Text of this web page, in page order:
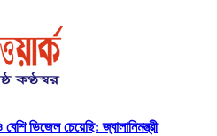
ডিজেল চেয়েছি: জ্বালানিমন্ত্রী